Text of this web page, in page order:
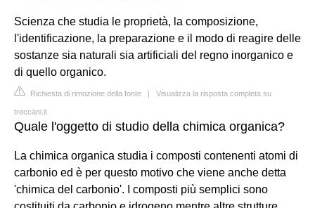
Scienza che studia le proprietà, la composizione,
l'identificazione, la preparazione e il modo di reagire delle
sostanze sia naturali sia artificiali del regno inorganico e
di quello organico.
Richiesta di rimozione della fonte | Visualizza la risposta completa su
treccani.it
Quale l'oggetto di studio della chimica organica?
La chimica organica studia i composti contenenti atomi di
carbonio ed è per questo motivo che viene anche detta
'chimica del carbonio'. I composti più semplici sono